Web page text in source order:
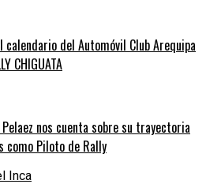
calendario del Automóvil Club Arequipa
CHIGUATA
Pelaez nos cuenta sobre su trayectoria
como Piloto de Rally
Inca